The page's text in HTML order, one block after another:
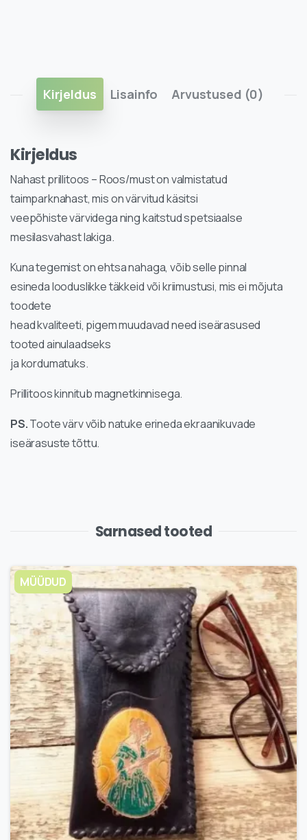
Kirjeldus Lisainfo Arvustused (0)
Kirjeldus
Nahast prillitoos – Roos/must on valmistatud
taimparknahast, mis on värvitud käsitsi
veepõhiste värvidega ning kaitstud spetsiaalse
mesilasvahast lakiga.
Kuna tegemist on ehtsa nahaga, võib selle pinnal
esineda looduslikke täkkeid või kriimustusi, mis ei mõjuta
toodete
head kvaliteeti, pigem muudavad need iseärasused
tooted ainulaadseks
ja kordumatuks.
Prillitoos kinnitub magnetkinnisega.
PS.Toote värv võib natuke erineda ekraanikuvade
iseärasuste tõttu.
Sarnased tooted
MÜÜDUD